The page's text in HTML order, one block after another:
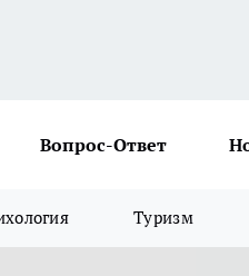
Вопрос-Ответ
Туризм